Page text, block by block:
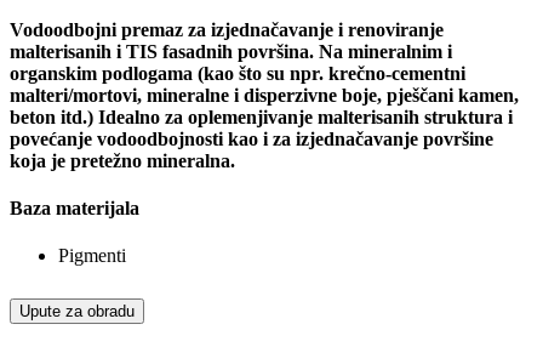
Vodoodbojni premaz za izjednačavanje i renoviranje
malterisanih i TIS fasadnih površina. Na mineralnim i
organskim podlogama (kao što su npr. krečno-cementni
malteri/mortovi, mineralne i disperzivne boje, pješčani kamen,
beton itd.) Idealno za oplemenjivanje malterisanih struktura i
povećanje vodoodbojnosti kao i za izjednačavanje površine
koja je pretežno mineralna.
Baza materijala
Pigmenti
Upute za obradu